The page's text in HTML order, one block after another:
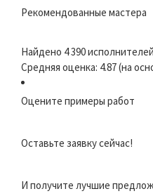
Рекомендованные мастера
Найдено 4 390
Средняя оценка: 4.87 (на
Оцените примеры работ
Оставьте заявку сейчас!
И получите лучшие